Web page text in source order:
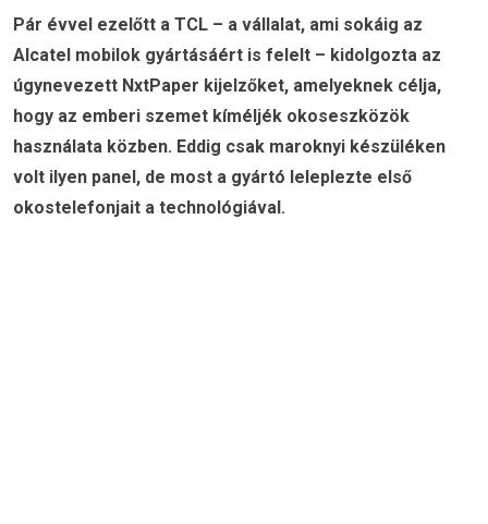
Pár évvel ezelőtt a TCL – a vállalat, ami sokáig az
Alcatel mobilok gyártásáért is felelt – kidolgozta az
úgynevezett NxtPaper kijelzőket, amelyeknek célja,
hogy az emberi szemet kíméljék okoseszközök
használata közben. Eddig csak maroknyi készüléken
volt ilyen panel, de most a gyártó leleplezte első
okostelefonjait a technológiával.